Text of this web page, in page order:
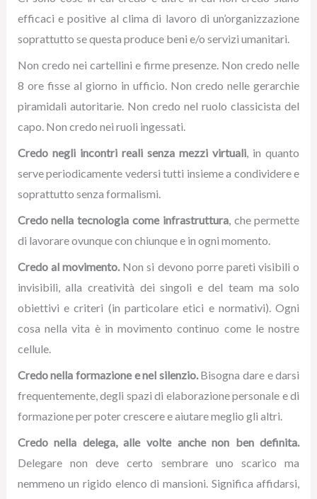
efficaci e positive al clima di lavoro di un’organizzazione
soprattutto se questa produce beni e/o servizi umanitari.
Non credo nei cartellini e firme presenze. Non credo nelle
8 ore fisse al giorno in ufficio. Non credo nelle gerarchie
piramidali autoritarie. Non credo nel ruolo classicista del
capo. Non credo nei ruoli ingessati.
Credo negli incontri reali senza mezzi virtuali, in quanto
serve periodicamente vedersi tutti insieme a condividere e
soprattutto senza formalismi.
Credo nella tecnologia come infrastruttura, che permette
di lavorare ovunque con chiunque e in ogni momento.
Credo al movimento.Non si devono porre pareti visibili o
invisibili, alla creatività dei singoli e del team ma solo
obiettivi e criteri (in particolare etici e normativi). Ogni
cosa nella vita è in movimento continuo come le nostre
cellule.
Credo nella formazione e nel silenzio.Bisogna dare e darsi
frequentemente, degli spazi di elaborazione personale e di
formazione per poter crescere e aiutare meglio gli altri.
Credo nella delega, alle volte anche non ben definita.
Delegare non deve certo sembrare uno scarico ma
nemmeno un rigido elenco di mansioni. Significa affidarsi,